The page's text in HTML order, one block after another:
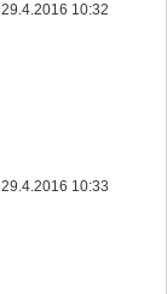
29.4.2016 10:32
29.4.2016 10:33